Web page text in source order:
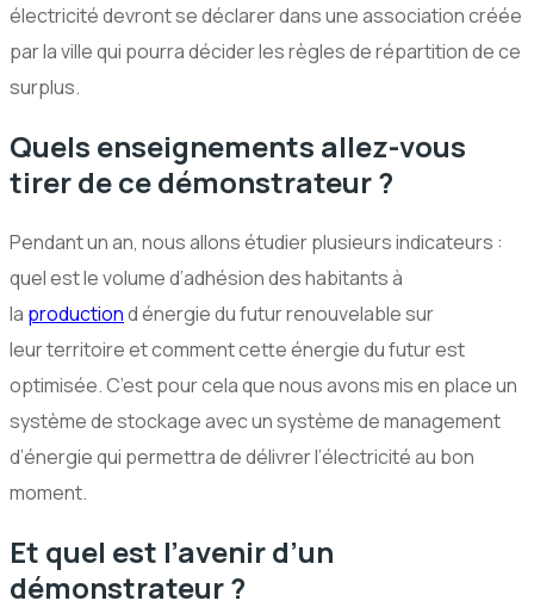
électricité devront se déclarer dans une association créée
par la ville qui pourra décider les règles de répartition de ce
surplus.
Quels enseignements allez-vous
tirer de ce démonstrateur ?
Pendant un an, nous allons étudier plusieurs indicateurs :
quel est le volume d’adhésion des habitants à
la productiond énergie du futur renouvelable sur
leur territoire et comment cette énergie du futur est
optimisée. C’est pour cela que nous avons mis en place un
système de stockage avec un système de management
d’énergie qui permettra de délivrer l’électricité au bon
moment.
Et quel est l’avenir d’un
démonstrateur ?